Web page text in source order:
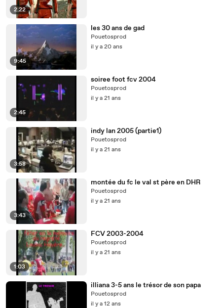
2:22
9:45
les 30 ans de gad
Pouetosprod
il y a 20 ans
2:45
soiree foot fcv 2004
Pouetosprod
il y a 21 ans
3:58
indy lan 2005 (partie1)
Pouetosprod
il y a 21 ans
3:43
montée du fc le val st père en DHR
Pouetosprod
il y a 21 ans
1:03
FCV 2003-2004
Pouetosprod
il y a 21 ans
illiana 3-5 ans le trésor de son papa
Pouetosprod
il y a 12 ans